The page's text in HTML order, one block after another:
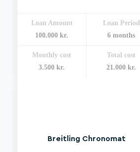
Loan Amount
100.000 kr.
Loan Period
6 months
Monthly cost
3.500 kr.
Total cost
21.000 kr.
Breitling Chronomat